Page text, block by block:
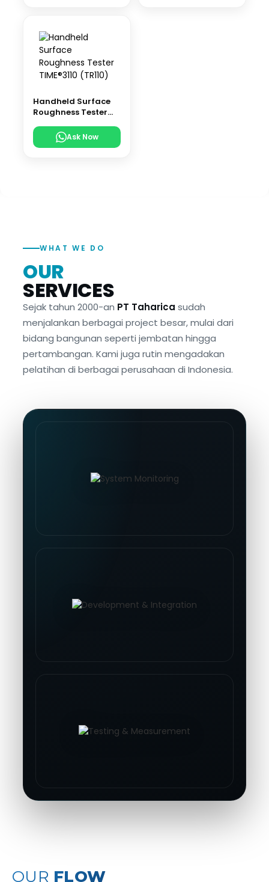
Handheld Surface
Roughness Tester
Ask Now
WHAT WE DO
OUR
SERVICES
Sejak tahun 2000-an PT Taharica sudah
menjalankan berbagai project besar, mulai dari
bidang bangunan seperti jembatan hingga
pertambangan. Kami juga rutin mengadakan
pelatihan di berbagai perusahaan di Indonesia.
OUR FLOW